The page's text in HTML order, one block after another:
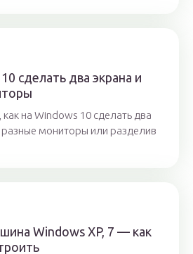
сделать два экрана и
на Windows 10 сделать два
мониторы или разделив
Windows XP, 7 — как